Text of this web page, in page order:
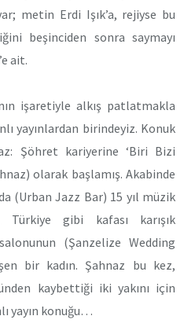
metin Erdi Işık’a, rejiyse bu
beşinciden sonra saymayı
ait.
işaretiyle alkış patlatmakla
yayınlardan birindeyiz. Konuk
Şöhret kariyerine ‘Biri Bizi
olarak başlamış. Akabinde
(Urban Jazz Bar) 15 yıl müzik
gibi kafası karışık
(Şanzelize Wedding
bir kadın. Şahnaz bu kez,
kaybettiği iki yakını için
yayın konuğu…